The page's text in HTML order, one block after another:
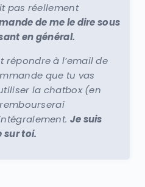
pas réellement
de me le dire sous
en général.
répondre à l’email de
que tu vas
la chatbox (en
Je suis
sur toi.